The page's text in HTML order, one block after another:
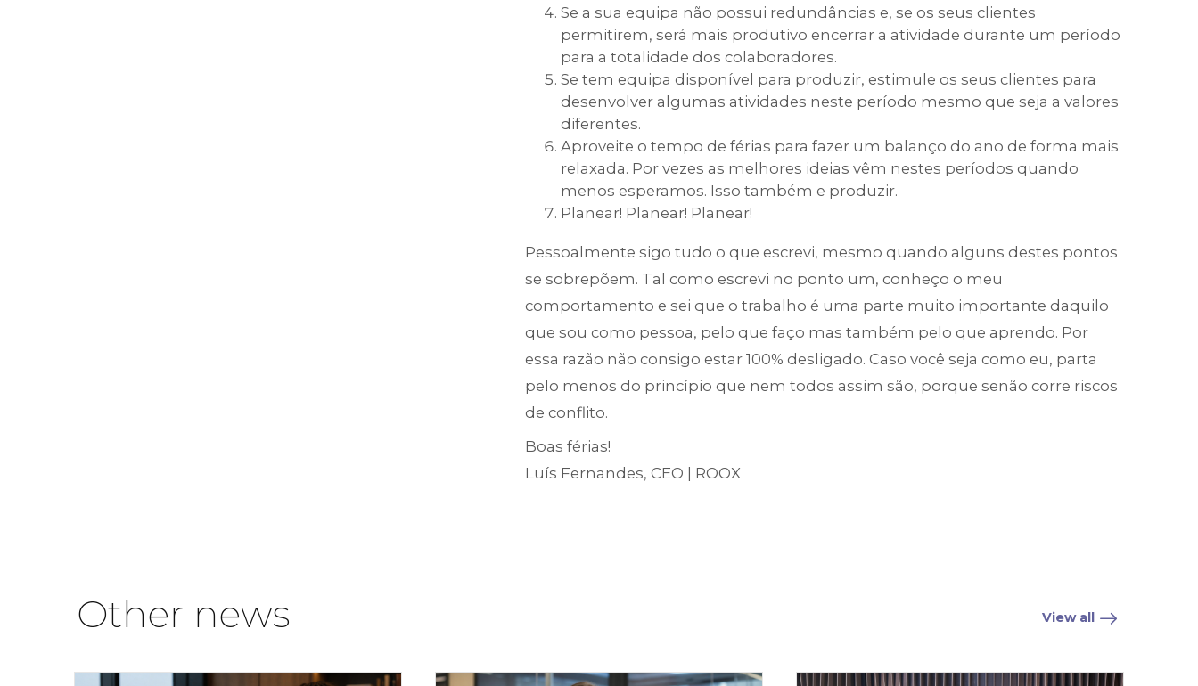
Se a sua equipa não possui redundâncias e, se os seus clientes
permitirem, será mais produtivo encerrar a atividade durante um período
para a totalidade dos colaboradores.
Se tem equipa disponível para produzir, estimule os seus clientes para
desenvolver algumas atividades neste período mesmo que seja a valores
diferentes.
Aproveite o tempo de férias para fazer um balanço do ano de forma mais
relaxada. Por vezes as melhores ideias vêm nestes períodos quando
menos esperamos. Isso também e produzir.
Planear! Planear! Planear!
Pessoalmente sigo tudo o que escrevi, mesmo quando alguns destes pontos
se sobrepõem. Tal como escrevi no ponto um, conheço o meu
comportamento e sei que o trabalho é uma parte muito importante daquilo
que sou como pessoa, pelo que faço mas também pelo que aprendo. Por
essa razão não consigo estar 100% desligado. Caso você seja como eu, parta
pelo menos do princípio que nem todos assim são, porque senão corre riscos
de conflito.
Boas férias!
Luís Fernandes, CEO | ROOX
Other news View all